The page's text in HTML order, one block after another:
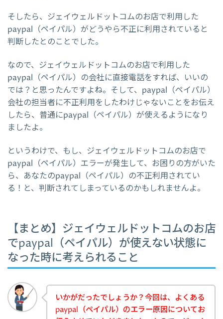
そしたら、ジェイウェルドットコムのお店で利用した
paypal（ペイパル）がどうやら不正に利用されていると
判断したとのことでした。
なので、ジェイウェルドットコムのお店で利用した
paypal（ペイパル）の会社に直接電話をすれば、いいの
では？と思ったんですよね。そして、paypal（ペイパル）
会社の担当者に不正利用をしたわけじゃないことをお伝え
したら、普通にpaypal（ペイパル）が使えるようになり
ましたよ。
というわけで、もし、ジェイウェルドットコムのお店で
paypal（ペイパル）エラーが発生して、お困りの方がいた
ら、あなたのpaypal（ペイパル）の不正利用されてい
る！と、判断されてしまっているのかもしれませんよ。
【まとめ】ジェイウェルドットコムのお店
でpaypal（ペイパル）が使えない状態に
なった時に考えられること
いかがだったでしょうか？今回は、よくある
paypal（ペイパル）のエラー原因についてお